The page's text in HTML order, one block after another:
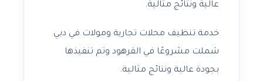
عالية ونتائج مثالية.
خدمة تنظيف محلات تجارية ومولات في دبي
شملت مشروعًا في القرهود وتم تنفيذها
بجودة عالية ونتائج مثالية.